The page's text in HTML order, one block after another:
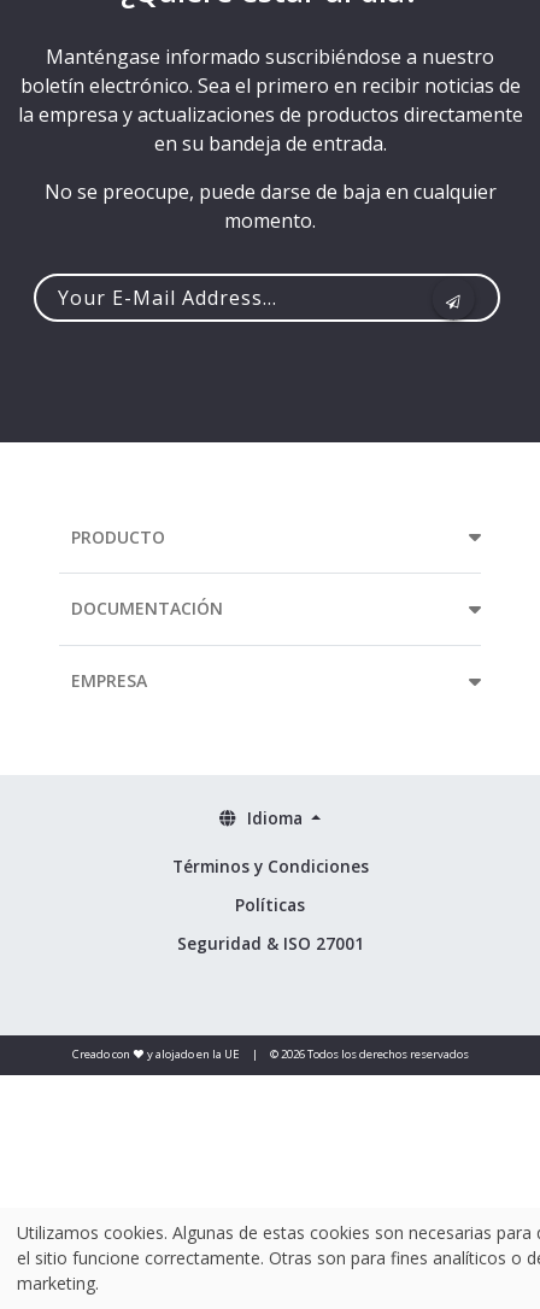
Manténgase informado suscribiéndose a nuestro
boletín electrónico. Sea el primero en recibir noticias de
la empresa y actualizaciones de productos directamente
en su bandeja de entrada.
No se preocupe, puede darse de baja en cualquier
momento.
PRODUCTO
DOCUMENTACIÓN
EMPRESA
Términos y Condiciones
Políticas
Seguridad & ISO 27001
Idioma
Creado con ❤️ y alojado en la UE | © 2026 Todos los derechos reservados
Utilizamos cookies. Algunas de estas cookies son necesarias para
el sitio funcione correctamente. Otras son para fines analíticos o
marketing.